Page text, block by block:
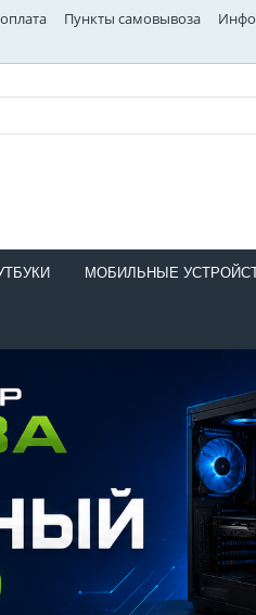
Пункты самовывоза
МОБИЛЬНЫЕ